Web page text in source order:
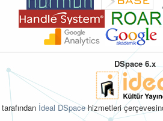
DSpace 6.x
tarafından İdeal DSpacehizmetleri